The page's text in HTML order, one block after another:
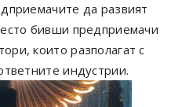
да развият
бивши предприемачи
които разполагат с
индустрии.